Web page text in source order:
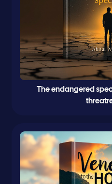
The endangered